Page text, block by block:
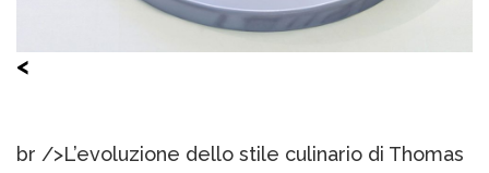
<
br />L’evoluzione dello stile culinario di Thomas